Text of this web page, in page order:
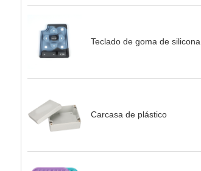
Teclado de goma de silicona
Carcasa de plástico